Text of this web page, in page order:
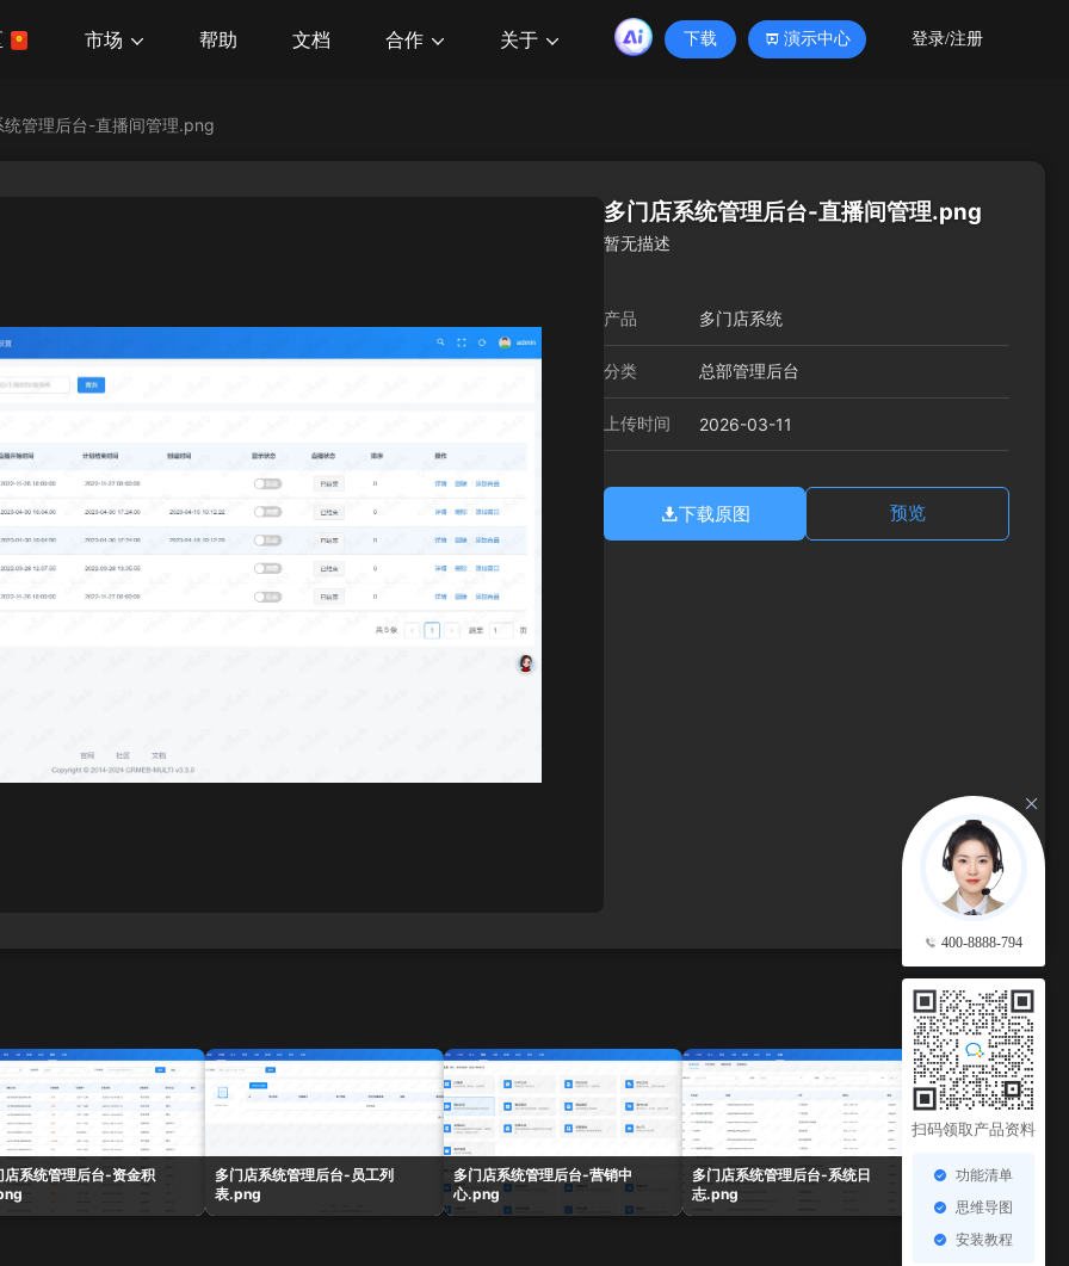
市场 帮助 文档 合作 关于 下载 演示中心 登录/注册
400-8888-794
扫码领取产品资料
功能清单
思维导图
安装教程
统管理后台-直播间管理.png
多门店系统管理后台-直播间管理.png
暂无描述
产品 多门店系统
分类 总部管理后台
上传时间 2026-03-11
下载原图 预览
查看更多 →
店系统管理后台-资金积
多门店系统管理后台-员工列
表.png
多门店系统管理后台-营销中
心.png
多门店系统管理后台-系统日
志.png
多门店系统管理后台